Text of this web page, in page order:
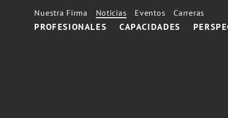
PROFESIONALES CAPACIDADES
Nuestra Firma Noticias Eventos Carreras